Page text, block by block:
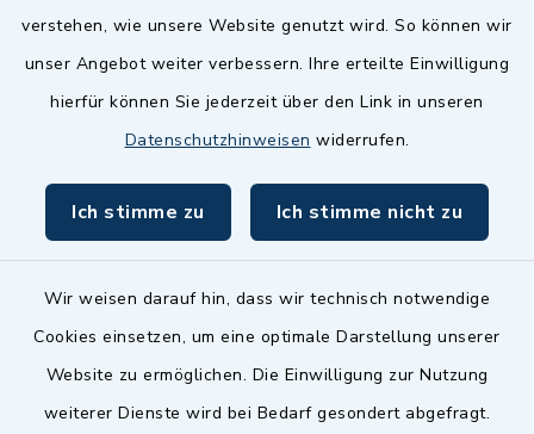
verstehen, wie unsere Website genutzt wird. So können wir
unser Angebot weiter verbessern. Ihre erteilte Einwilligung
hierfür können Sie jederzeit über den Link in unseren
Datenschutzhinweisen widerrufen.
Ich stimme zu Ich stimme nicht zu
Wir weisen darauf hin, dass wir technisch notwendige
Cookies einsetzen, um eine optimale Darstellung unserer
Website zu ermöglichen. Die Einwilligung zur Nutzung
weiterer Dienste wird bei Bedarf gesondert abgefragt.
Zenngrund Allianz
Dillenberggruppe
inixmedia GmbH